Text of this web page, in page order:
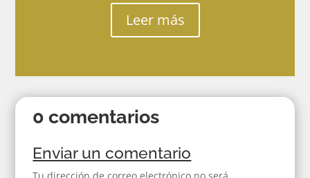
Leer más
0 comentarios
Enviar un comentario